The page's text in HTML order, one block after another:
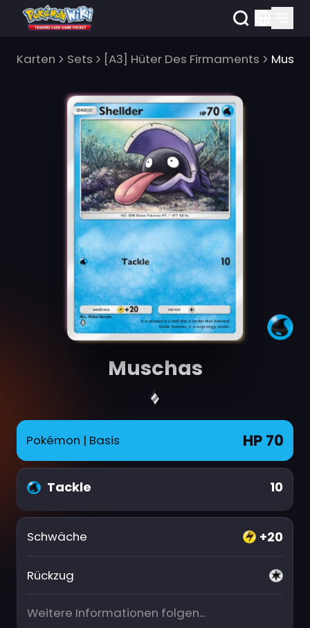
Karten Sets [A3] Hüter Des Firmaments
Muschas
Pokémon | Basis HP 70
Tackle 10
Schwäche +20
Rückzug
Weitere Informationen folgen...